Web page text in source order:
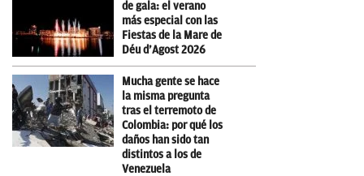
de gala: el verano
más especial con las
Fiestas de la Mare de
Déu d’Agost 2026
Mucha gente se hace
la misma pregunta
tras el terremoto de
Colombia: por qué los
daños han sido tan
distintos a los de
Venezuela